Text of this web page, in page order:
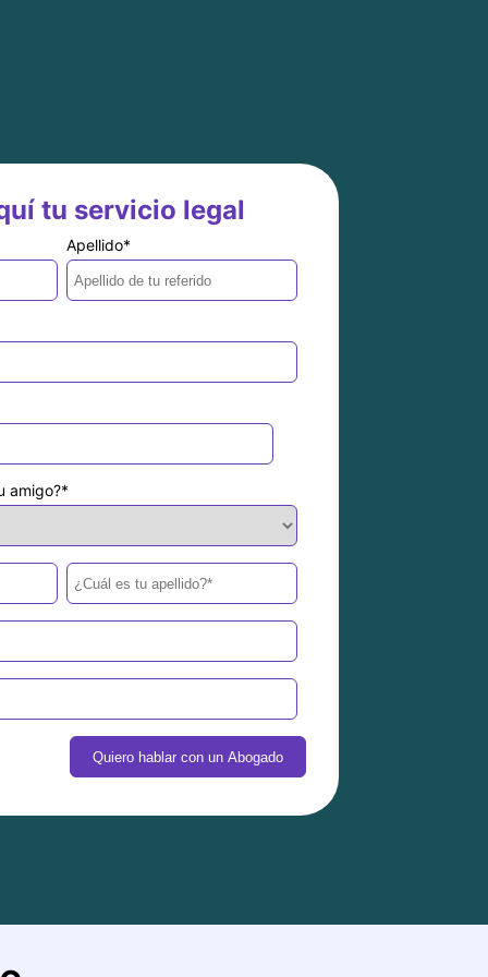
tu servicio legal
Apellido*
amigo?*